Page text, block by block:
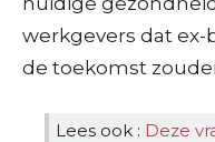
werkgevers dat
de toekomst
Lees ook : Deze